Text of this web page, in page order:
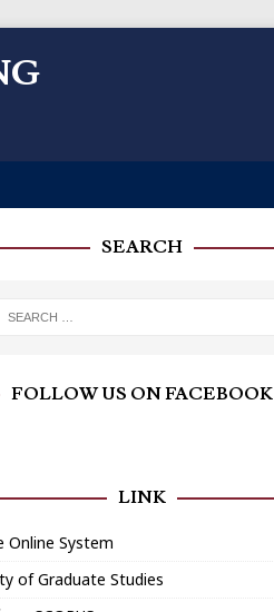
SEARCH
FOLLOW US ON FACEBOOK
LINK
Online System
of Graduate Studies